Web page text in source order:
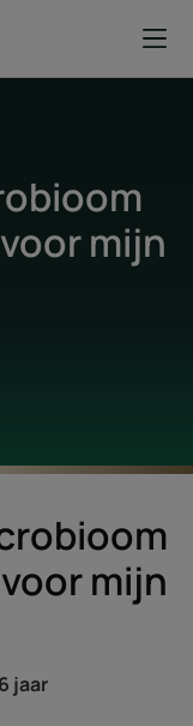
mijn
mijn
jaar